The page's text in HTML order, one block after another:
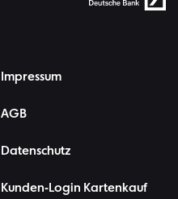
Impressum
AGB
Datenschutz
Kunden-Login Kartenkauf